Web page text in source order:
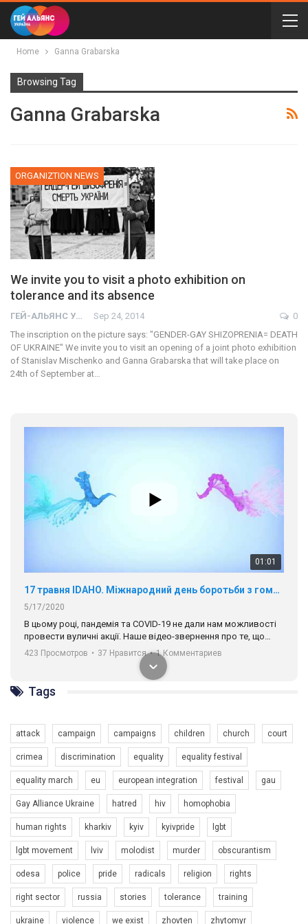
Home Ganna Grabarska
Browsing Tag
Ganna Grabarska
ORGANIZTION NEWS
We invite you to visit a photo exhibition on
tolerance and its absence
ГЕЙ-АЛЬЯНС УКРАИНА Sep 24, 2014
0
The inscription on the picture says: "GENDER-GAY SHIZOPRENIA= DEATH
OF UKRAINE" We invite you to visit an opening of a joint photo exhibition
of Stanislav Mischenko and Ganna Grabarska that will take place on
24th of September at…
01:01
17 травня IDAHO. Міжнародний день боротьби з гомофобією трансфобією і біфобія.
5/17/2020
В цьому році, пандемія та COVІD-19 не дали нам можливості
провести вуличні акції. Наше відео-звернення про те, що
навіть коли ми у різних містах та не можемо зустрінеться, ми
разом. Ми закликаємо всіх хто поділяє цінності рівності та
солідарності, приєднатися до нас. Регіональні підрозділи
ГАУ є в 16 областях України.
Разом наш голос лунає гучніше!
423 Просмотров • 37 Нравится • 1 Комментариев
Зупинимо насильство проти ЛГБТ в Україні! Stop violence against LGBT in Ukraine!
6/30/2017
Емоційний та вражаючий промо-ролік на конкурс PACT, який
представляє програму "Гей-альянс Україна" з протидії
насильству проти ЛГБТ в Україні.
1.9K Просмотров • 226 Нравится 5 Комментариев
Tags
attack campaign campaigns children church court
crimea discrimination equality equality festival
equality march eu european integration festival gau
Gay Alliance Ukraine hatred hiv homophobia
human rights kharkiv kyiv kyivpride lgbt
lgbt movement lviv molodist murder obscurantism
odesa police pride radicals religion rights
right sector russia stories tolerance training
ukraine violence we exist zhovten zhytomyr